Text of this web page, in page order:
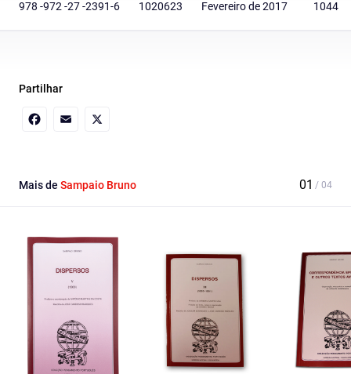
978 -972 -27 -2391-6
1020623
Fevereiro de 2017
1044
Partilhar
Mais de Sampaio Bruno